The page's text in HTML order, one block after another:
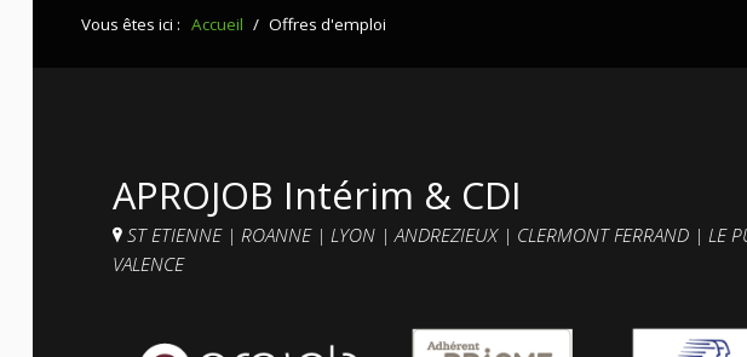
Vous êtes ici : Accueil / Offres d'emploi
APROJOB Intérim & CDI
ST ETIENNE| ROANNE | LYON |ANDREZIEUX | CLERMONT FERRAND | LE
VALENCE